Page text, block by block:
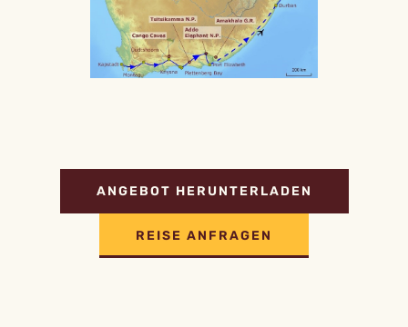
ANGEBOT HERUNTERLADEN
REISE ANFRAGEN